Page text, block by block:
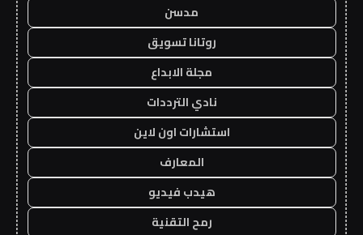
مدسن
روتانا تسويق
مجلة الابداع
نادي الترددات
استشارات اون لاين
المعارف
هيدب فيديو
رمح التقنية